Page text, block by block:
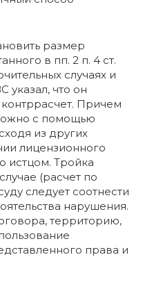
размер
в пп. 2 п. 4 ст.
случаях и
указал, что он
Причем
с помощью
из других
лицензионного
истцом. Тройка
(расчет по
следует соотнести
нарушения.
территорию,
права и